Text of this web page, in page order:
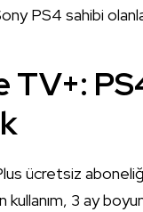
PS4 sahibi
TV+:
ücretsiz aboneliği
kullanım, 3 ay